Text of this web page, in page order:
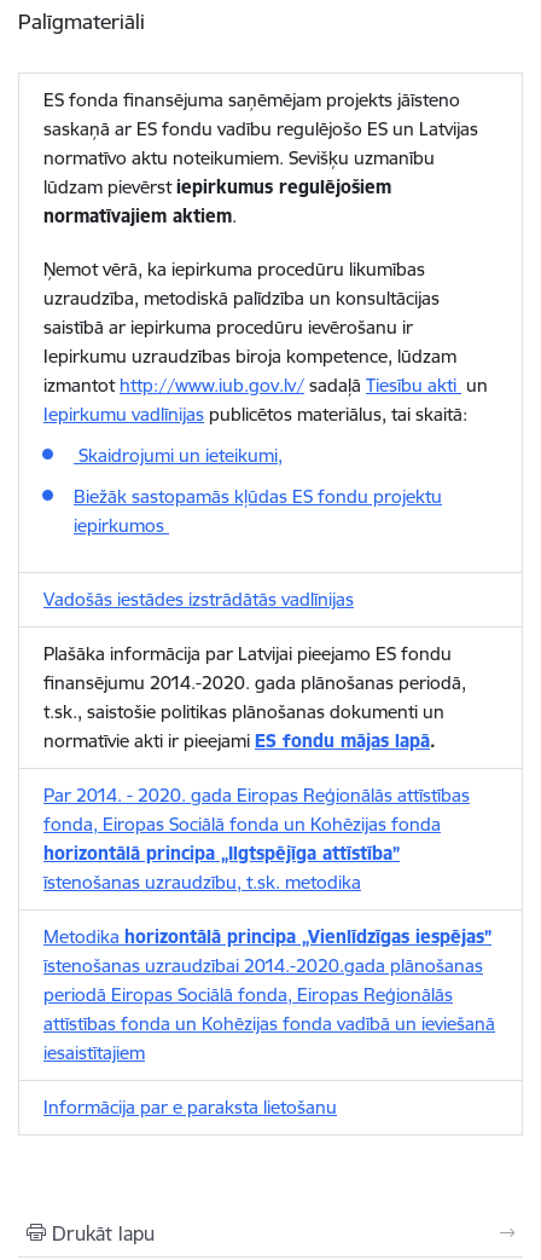
Palīgmateriāli
ES fonda finansējuma saņēmējam projekts jāīsteno
saskaņā ar ES fondu vadību regulējošo ES un Latvijas
normatīvo aktu noteikumiem. Sevišķu uzmanību
lūdzam pievērstiepirkumus regulējošiem
normatīvajiem aktiem.
Ņemot vērā, ka iepirkuma procedūru likumības
uzraudzība, metodiskā palīdzība un konsultācijas
saistībā ar iepirkuma procedūru ievērošanu ir
Iepirkumu uzraudzības biroja kompetence, lūdzam
izmantot http://www.iub.gov.lv/ sadaļā Tiesību akti un
Iepirkumu vadlīnijas publicētos materiālus, tai skaitā:
Skaidrojumi un ieteikumi,
Biežāk sastopamās kļūdas ES fondu projektu
iepirkumos
Vadošās iestādes izstrādātās vadlīnijas
Plašāka informācija par Latvijai pieejamo ES fondu
finansējumu 2014.-2020. gada plānošanas periodā,
t.sk., saistošie politikas plānošanas dokumenti un
normatīvie akti ir pieejami ES fondu mājas lapā.
Par 2014. - 2020. gada Eiropas Reģionālās attīstības
fonda, Eiropas Sociālā fonda un Kohēzijas fonda
horizontālā principa „Ilgtspējīga attīstība”
īstenošanas uzraudzību, t.sk. metodika
Metodika horizontālā principa „Vienlīdzīgas iespējas”
īstenošanas uzraudzībai 2014.-2020.gada plānošanas
periodā Eiropas Sociālā fonda, Eiropas Reģionālās
attīstības fonda un Kohēzijas fonda vadībā un ieviešanā
iesaistītajiem
Informācija par e paraksta lietošanu
Drukāt lapu